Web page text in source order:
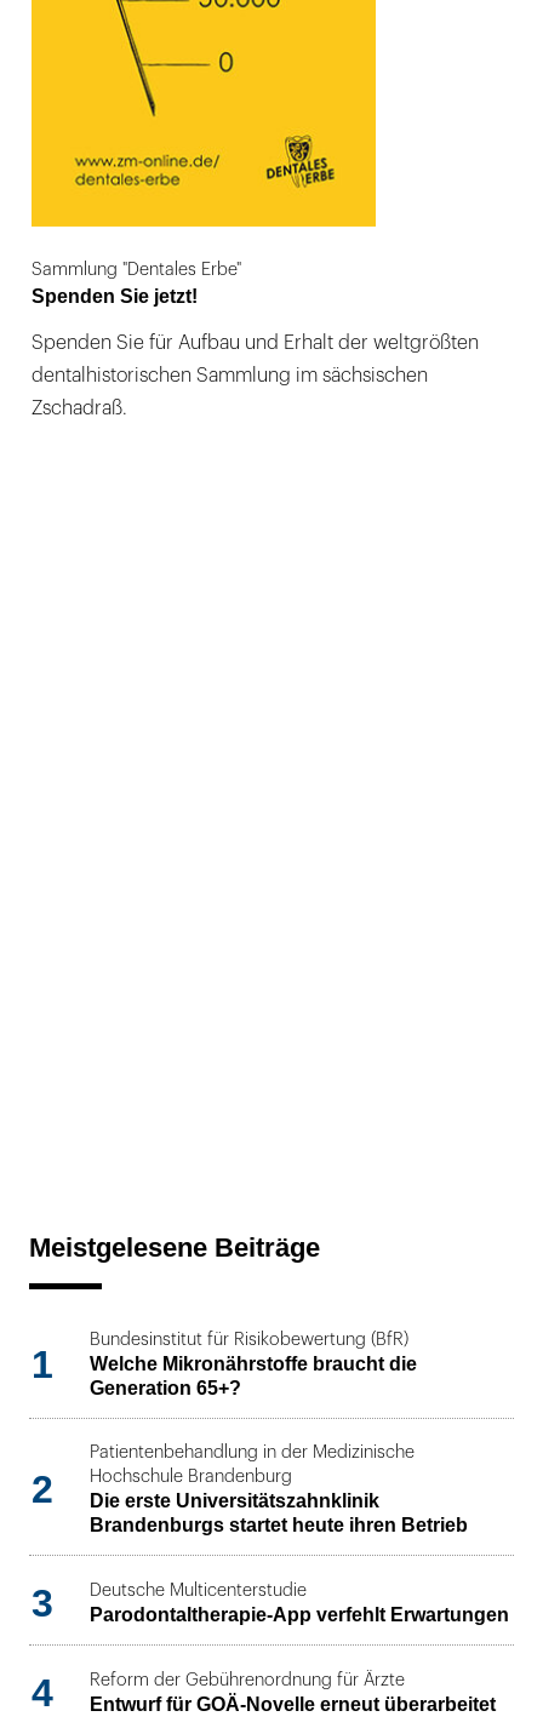
Sammlung "Dentales Erbe"
Spenden Sie jetzt!
Spenden Sie für Aufbau und Erhalt der weltgrößten
dentalhistorischen Sammlung im sächsischen
Zschadraß.
Meistgelesene Beiträge
1
Bundesinstitut für Risikobewertung (BfR)
Welche Mikronährstoffe braucht die
Generation 65+?
2
Patientenbehandlung in der Medizinische
Hochschule Brandenburg
Die erste Universitätszahnklinik
Brandenburgs startet heute ihren Betrieb
3 Deutsche Multicenterstudie
Parodontaltherapie-App verfehlt Erwartungen
4 Reform der Gebührenordnung für Ärzte
Entwurf für GOÄ-Novelle erneut überarbeitet